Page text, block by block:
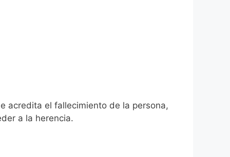
acredita el fallecimiento de la persona,
a la herencia.